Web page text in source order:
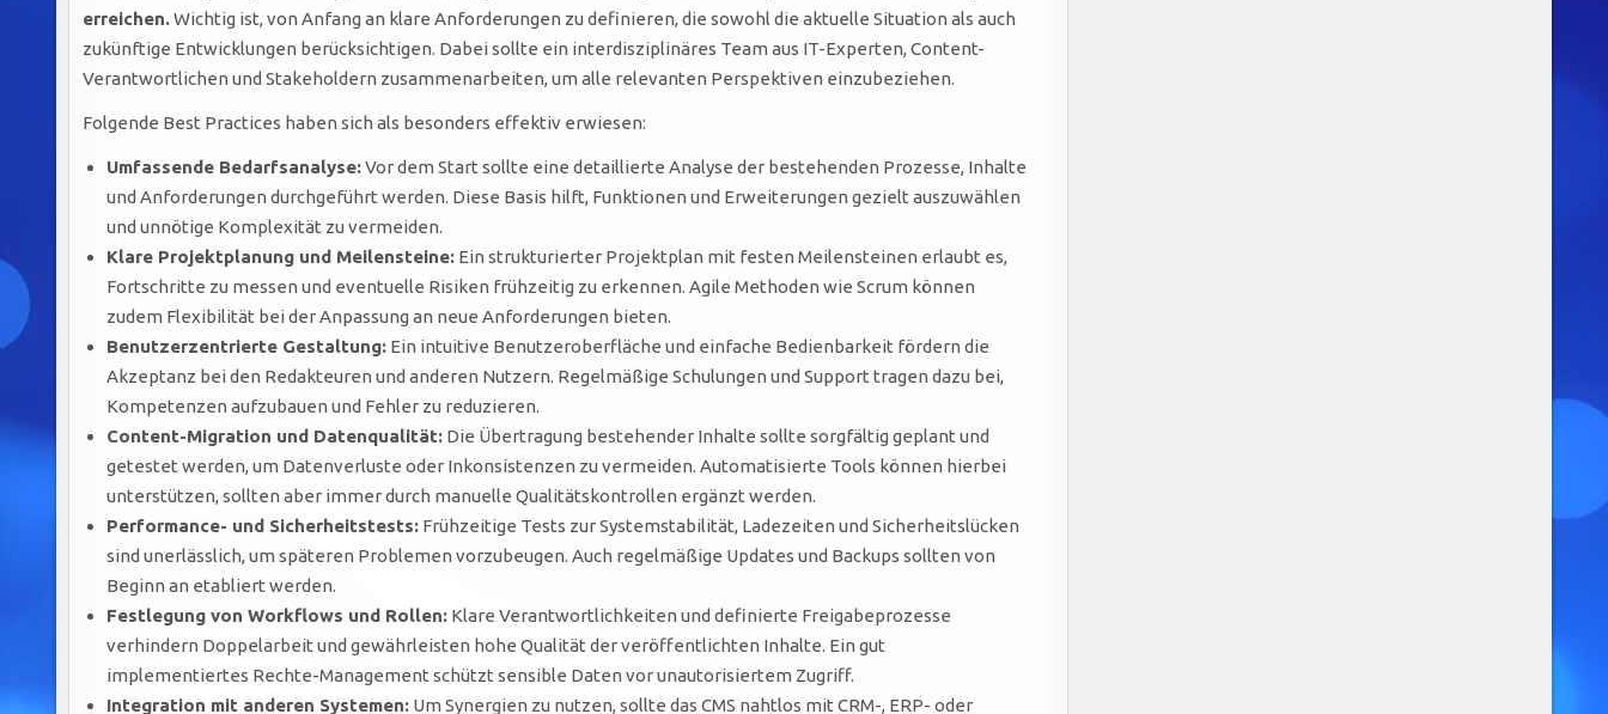
erreichen.Wichtig ist, von Anfang an klare Anforderungen zu definieren, die sowohl die aktuelle Situation als auch
zukünftige Entwicklungen berücksichtigen. Dabei sollte ein interdisziplinäres Team aus IT-Experten, Content-
Verantwortlichen und Stakeholdern zusammenarbeiten, um alle relevanten Perspektiven einzubeziehen.
Folgende Best Practices haben sich als besonders effektiv erwiesen:
Umfassende Bedarfsanalyse:Vor dem Start sollte eine detaillierte Analyse der bestehenden Prozesse, Inhalte
und Anforderungen durchgeführt werden. Diese Basis hilft, Funktionen und Erweiterungen gezielt auszuwählen
und unnötige Komplexität zu vermeiden.
Klare Projektplanung und Meilensteine: Ein strukturierter Projektplan mit festen Meilensteinen erlaubt es,
Fortschritte zu messen und eventuelle Risiken frühzeitig zu erkennen. Agile Methoden wie Scrum können
zudem Flexibilität bei der Anpassung an neue Anforderungen bieten.
Benutzerzentrierte Gestaltung: Ein intuitive Benutzeroberfläche und einfache Bedienbarkeit fördern die
Akzeptanz bei den Redakteuren und anderen Nutzern. Regelmäßige Schulungen und Support tragen dazu bei,
Kompetenzen aufzubauen und Fehler zu reduzieren.
Content-Migration und Datenqualität: Die Übertragung bestehender Inhalte sollte sorgfältig geplant und
getestet werden, um Datenverluste oder Inkonsistenzen zu vermeiden. Automatisierte Tools können hierbei
unterstützen, sollten aber immer durch manuelle Qualitätskontrollen ergänzt werden.
Performance- und Sicherheitstests: Frühzeitige Tests zur Systemstabilität, Ladezeiten und Sicherheitslücken
sind unerlässlich, um späteren Problemen vorzubeugen. Auch regelmäßige Updates und Backups sollten von
Beginn an etabliert werden.
Festlegung von Workflows und Rollen: Klare Verantwortlichkeiten und definierte Freigabeprozesse
verhindern Doppelarbeit und gewährleisten hohe Qualität der veröffentlichten Inhalte. Ein gut
implementiertes Rechte-Management schützt sensible Daten vor unautorisiertem Zugriff.
Integration mit anderen Systemen: Um Synergien zu nutzen, sollte das CMS nahtlos mit CRM-, ERP- oder